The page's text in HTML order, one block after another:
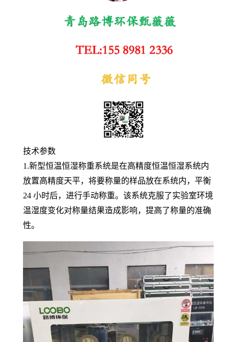
技术参数
1.新型恒温恒湿称重系统是在高精度恒温恒湿系统内
放置高精度天平，将要称量的样品放在系统内，平衡
24 小时后，进行手动称重。该系统克服了实验室环境
温湿度变化对称量结果造成影响，提高了称量的准确
性。